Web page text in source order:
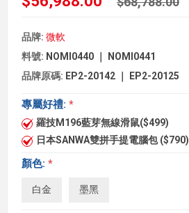
品牌: 微軟
料號: NOMI0440 ｜ NOMI0441
品牌原碼: EP2-20142 ｜ EP2-20125
專屬好禮: *
羅技M196藍芽無線滑鼠($499)
日本SANWA雙拼手提電腦包 ($790)
顏色: *
白金 墨黑